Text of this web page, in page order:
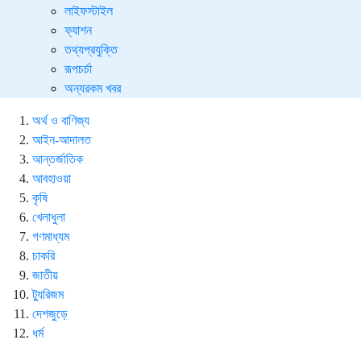
লাইফস্টাইল
ফ্যাশন
তথ্যপ্রযুক্তি
রূপচর্চা
অন্যরকম খবর
অর্থ ও বাণিজ্য
আইন-আদালত
আন্তর্জাতিক
আবহাওয়া
কৃষি
খেলাধুলা
গণমাধ্যম
চাকরি
জাতীয়
ট্যুরিজম
দেশজুড়ে
ধর্ম